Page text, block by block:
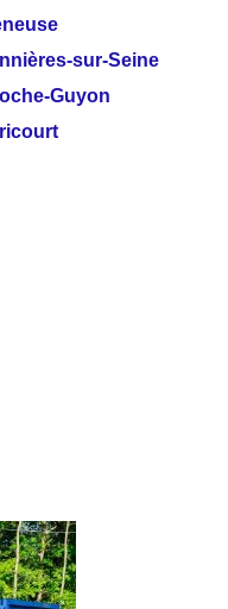
sur-Seine
Guyon